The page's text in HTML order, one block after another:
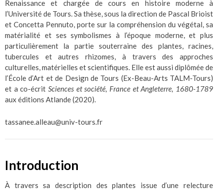
Renaissance et chargée de cours en histoire moderne à
l’Université de Tours. Sa thèse, sous la direction de Pascal Brioist
et Concetta Pennuto, porte sur la compréhension du végétal, sa
matérialité et ses symbolismes à l’époque moderne, et plus
particulièrement la partie souterraine des plantes, racines,
tubercules et autres rhizomes, à travers des approches
culturelles, matérielles et scientifiques. Elle est aussi diplômée de
l’École d’Art et de Design de Tours (Ex-Beau-Arts TALM-Tours)
et a co-écrit Sciences et société, France et Angleterre, 1680-1789
aux éditions Atlande (2020).
tassanee.alleau@univ-tours.fr
Introduction
À travers sa description des plantes issue d’une relecture